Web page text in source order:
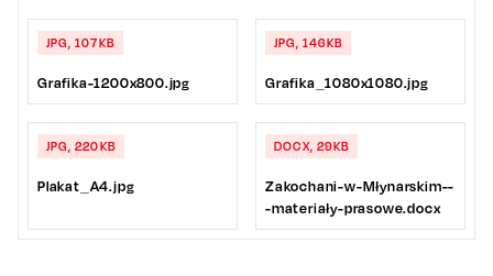
JPG, 107KB
Grafika-1200x800.jpg
JPG, 146KB
Grafika_1080x1080.jpg
JPG, 220KB
Plakat_A4.jpg
DOCX, 29KB
Zakochani-w-Młynarskim--
-materiały-prasowe.docx